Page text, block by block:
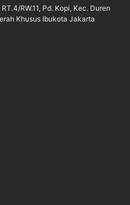
RW.11, Pd. Kopi, Kec. Duren
Khusus Ibukota Jakarta